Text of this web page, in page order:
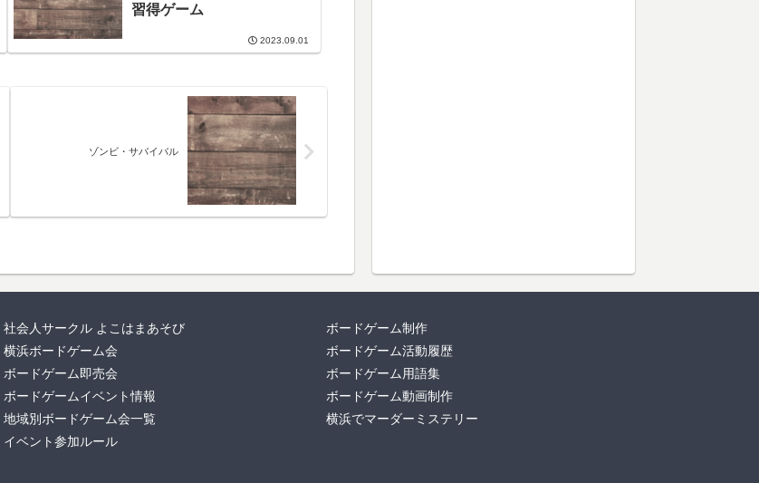
習得ゲーム
2023.09.01
ゾンビ・サバイバル
社会人サークル よこはまあそび
横浜ボードゲーム会
ボードゲーム即売会
ボードゲームイベント情報
地域別ボードゲーム会一覧
イベント参加ルール
ボードゲーム制作
ボードゲーム活動履歴
ボードゲーム用語集
ボードゲーム動画制作
横浜でマーダーミステリー